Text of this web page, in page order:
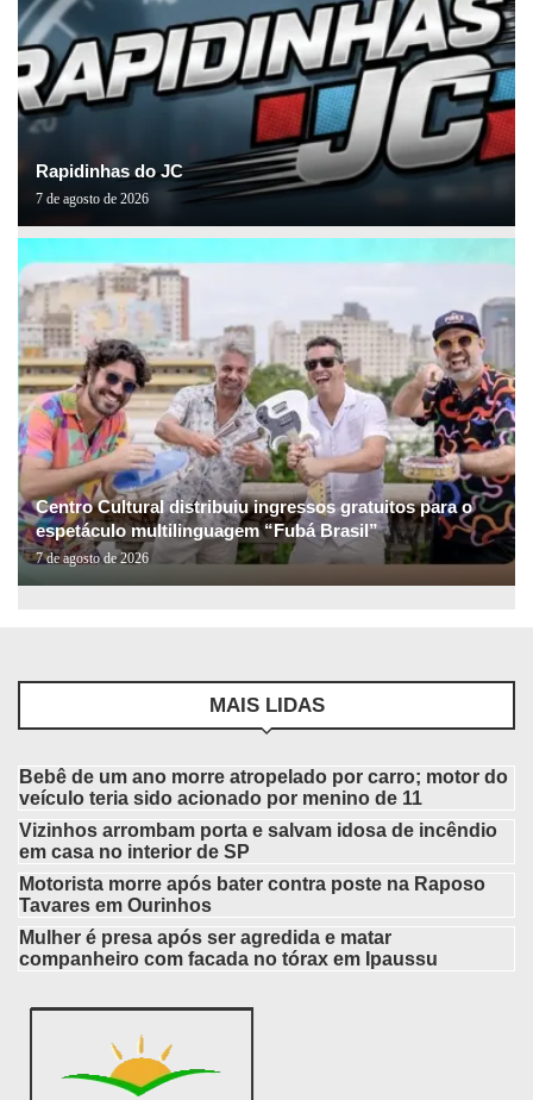
Rapidinhas do JC
7 de agosto de 2026
Centro Cultural distribuiu ingressos gratuitos para o
espetáculo multilinguagem “Fubá Brasil”
7 de agosto de 2026
MAIS LIDAS
Bebê de um ano morre atropelado por carro; motor do
veículo teria sido acionado por menino de 11
Vizinhos arrombam porta e salvam idosa de incêndio
em casa no interior de SP
Motorista morre após bater contra poste na Raposo
Tavares em Ourinhos
Mulher é presa após ser agredida e matar
companheiro com facada no tórax em Ipaussu